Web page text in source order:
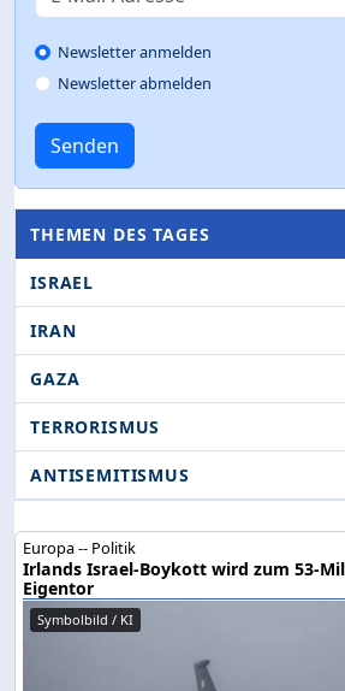
Newsletter anmelden
Newsletter abmelden
Senden
THEMEN DES TAGES
ISRAEL
IRAN
GAZA
TERRORISMUS
ANTISEMITISMUS
Europa -- Politik
Irlands Israel-Boykott wird zum 53-
Eigentor
Symbolbild / KI